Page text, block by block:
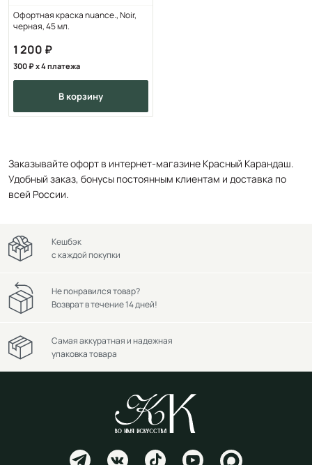
Офортная краска nuance., Noir,
черная, 45 мл.
1 200
300 x 4 платежа
в корзину
Заказывайте офорт в интернет-магазине Красный Карандаш.
Удобный заказ, бонусы постоянным клиентам и доставка по
всей России.
Кешбэк
с каждой покупки
Не понравился товар?
Возврат в течение 14 дней!
Самая аккуратная и надежная
упаковка товара